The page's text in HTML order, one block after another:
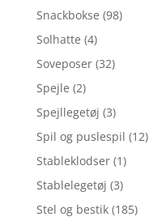
Snackbokse (98)
Solhatte (4)
Soveposer (32)
Spejle (2)
Spejllegetøj (3)
Spil og puslespil (12)
Stableklodser (1)
Stablelegetøj (3)
Stel og bestik (185)